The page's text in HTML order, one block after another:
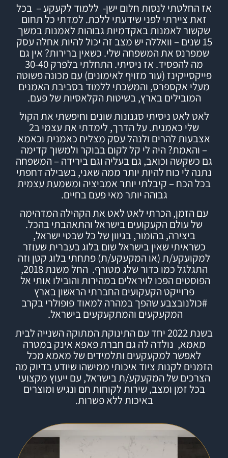
אז החלטתי לנסות חלום ישן- ללמוד לקעקע – בכל
זאת ציירתי לפני שידעתי ללכת. למדתי כל תחום
שקשור לאמנות באקדמיות גבוהות לאמנות במשך
15 שנים – וואללה יש מצב זה יכול להיות אחלה עסק
שמפרנס את המשפחה שלי. כשאין ברירות? אין גם
מה להפסיד. אז ניסיתי.
התחלתי בלפרק 30-40
פייקסייקינז (עור מזויף לאימונים) עם מכונה פשוטה
מעלי אקספרס, והמשכתי ללמודבסביבת האמנים
המובילים בארץ,בשיטות הקלאסיות של פעם.
לאט לאט ניסיתי סגנונות שונים וחיפשתי את הקול
שלי כאמנית. על הדרך, לימדתי את עצמי ב2
אצבעות להרים ולנהל עסק מצליח כאמנית וכאמא
– והאמת? היה לי קל לקום בבוקר ולמשוך קדימה
גם כשקשה וכואב, גם בעליה וגם בירידה – המשפחה
נתנה לי כוח להיות יותר ממה שאני, בשבילה דחפתי
בכל הכח – קיבלתי יותר אמביציה ומשמעת עצמית
גבוהה יותר מאי פעם בחיים.
עם הזמן, הכרתי לאט לאט את הקהילה המדהימה
של עולם הקעקועים בישראל והתאהבתי בהכל.
ביצירה, בהומור, בגיוון של כל שבטי ישראל,
כשראיתי שאין בישראל שום בלוג בעברית שעוזר
למקועקע/ת (או המקעקע/ת) פתחתיבלוגקטן וזה
התגלגל כמו כדור שלג מטורף.
החל משנת 2018,
הפוסטים הפכו לויראלים במהירות והובילו אותי אל
פרוייקט הקעקועים החברתי הראשון בארץ
#כולנובצבעשהפך במהרה למאוד פופולרי בקרב
המקעקעים והמתקעקעים בישראל.
בשנת 2022 יחד עם התינוקת המתוקה השנייה לבית
מאמא, נולדה לה גם חברתפאפא אינקבמטרה
לאפשר למקעקעים ותלמידים של מאמא מכל
הזמנים לקנות ציוד איכותי ממישהו שיודע בדיוק מה
הצרכים של המקעקע/ת בישראל, עם ייעוץ מקצועי
בכל זמן ומצב, שירות לקוחות חם ונגיש ומוצרים
באיכות ללא פשרות.